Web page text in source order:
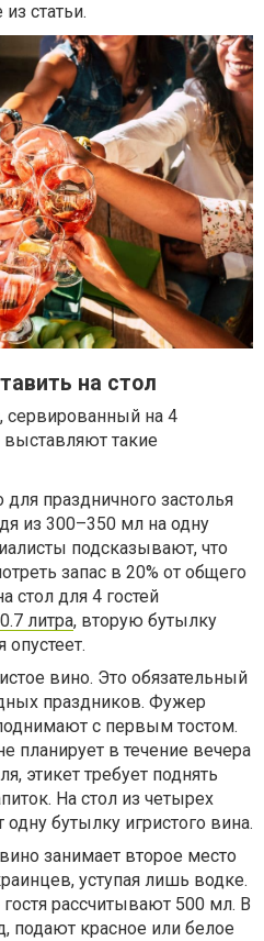
статьи.
на стол
сервированный на 4
такие
для праздничного застолья
из 300–350 мл на одну
подсказывают, что
запас в 20% от общего
стол для 4 гостей
литра, вторую бутылку
опустеет.
вино. Это обязательный
праздников. Фужер
с первым тостом.
планирует в течение вечера
этикет требует поднять
На стол из четырех
бутылку игристого вина.
занимает второе место
уступая лишь водке.
рассчитывают 500 мл. В
подают красное или белое